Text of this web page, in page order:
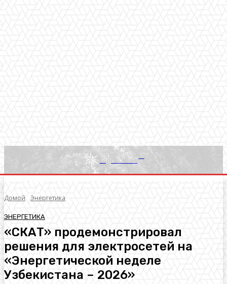
Light News
Домой Энергетика
ЭНЕРГЕТИКА
«СКАТ» продемонстрировал
решения для электросетей на
«Энергетической неделе
Узбекистана – 2026»